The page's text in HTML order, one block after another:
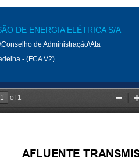
DE ENERGIA ELÉTRICA S/A
de Administração\Ata
- (FCA V2)